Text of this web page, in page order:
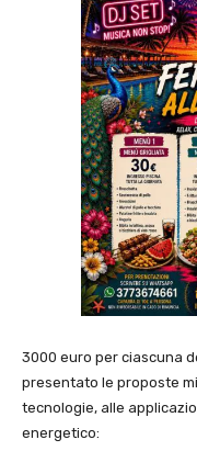
3000 euro per ciascuna
presentato le proposte
tecnologie, alle
energetico: